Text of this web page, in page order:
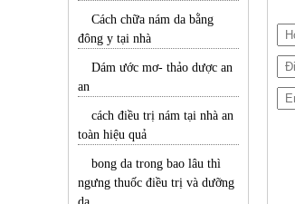
Cách chữa nám da bằng
đông y tại nhà
Dám ước mơ- thảo dược an
an
cách điều trị nám tại nhà an
toàn hiệu quả
bong da trong bao lâu thì
ngưng thuốc điều trị và dưỡng